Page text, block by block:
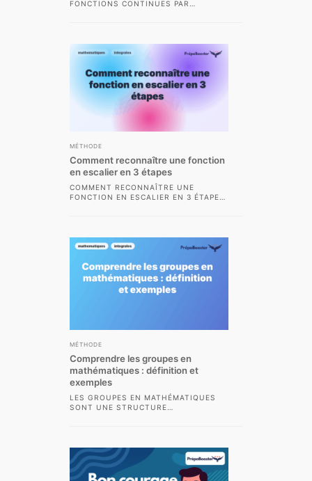
FONCTIONS CONTINUES PAR
MÉTHODE
Comment reconnaître une fonction
en escalier en 3 étapes
COMMENT RECONNAÎTRE UNE
FONCTION EN ESCALIER EN 3 ÉTAPES
MÉTHODE
Comprendre les groupes en
mathématiques : définition et
exemples
LES GROUPES EN MATHÉMATIQUES
SONT UNE STRUCTURE